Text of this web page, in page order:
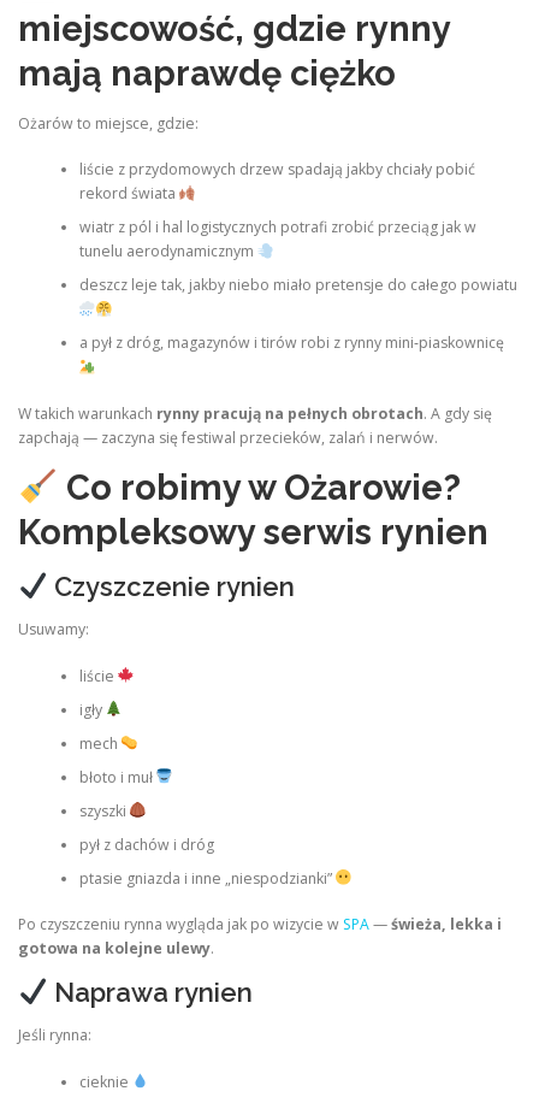
miejscowość, gdzie rynny
mają naprawdę ciężko
Ożarów to miejsce, gdzie:
liście z przydomowych drzew spadają jakby chciały pobić
rekord świata
wiatr z pól i hal logistycznych potrafi zrobić przeciąg jak w
tunelu aerodynamicznym
deszcz leje tak, jakby niebo miało pretensje do całego powiatu
a pył z dróg, magazynów i tirów robi z rynny mini‑piaskownicę
W takich warunkach rynny pracują na pełnych obrotach. A gdy się
zapchają — zaczyna się festiwal przecieków, zalań i nerwów.
Co robimy w Ożarowie?
Kompleksowy serwis rynien
Czyszczenie rynien
Usuwamy:
liście
igły
mech
błoto i muł
szyszki
pył z dachów i dróg
ptasie gniazda i inne „niespodzianki”
Po czyszczeniu rynna wygląda jak po wizycie w SPA—świeża, lekka i
gotowa na kolejne ulewy.
Naprawa rynien
Jeśli rynna:
cieknie